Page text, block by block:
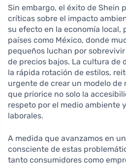
Sin embargo, el éxito de Shein
críticas sobre el impacto
su efecto en la economía local,
países como México, donde
pequeños luchan por
de precios bajos. La cultura de
la rápida rotación de estilos,
urgente de crear un modelo de
que priorice no solo la
respeto por el medio ambiente
laborales.
A medida que avanzamos en
consciente de estas
tanto consumidores como